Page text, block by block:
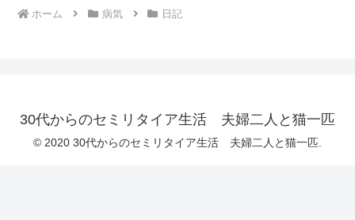
ホーム 病気 日記
30代からのセミリタイア生活 夫婦二人と猫一匹
© 2020 30代からのセミリタイア生活 夫婦二人と猫一匹.